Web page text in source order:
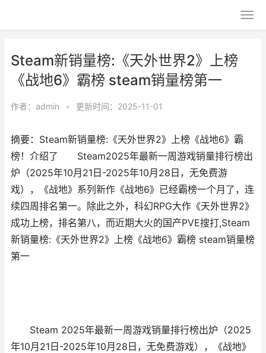
Steam新销量榜:《天外世界2》上榜
《战地6》霸榜 steam销量榜第一
作者： admin • 更新时间：2025-11-01
摘要：Steam新销量榜:《天外世界2》上榜《战地6》霸
榜！介绍了 Steam2025年最新一周游戏销量排行榜出
炉（2025年10月21日-2025年10月28日，无免费游
戏），《战地》系列新作《战地6》已经霸榜一个月了，连
续四周排名第一。除此之外，科幻RPG大作《天外世界2》
成功上榜，排名第八，而近期大火的国产PVE搜打,Steam
新销量榜:《天外世界2》上榜《战地6》霸榜 steam销量榜
第一
Steam 2025年最新一周游戏销量排行榜出炉（2025
年10月21日-2025年10月28日，无免费游戏），《战地》